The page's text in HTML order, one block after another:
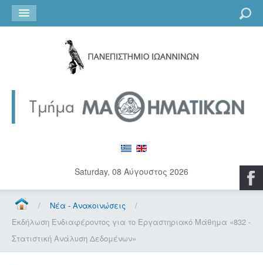
Saturday, 08 Αύγουστος 2026
/ Νέα - Ανακοινώσεις
/
Εκδήλωση Ενδιαφέροντος για το Εργαστηριακό Μάθημα «832 -
Στατιστική Ανάλυση Δεδομένων»